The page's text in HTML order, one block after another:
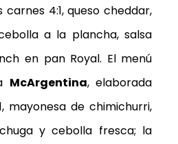
4:1, queso cheddar,
a la plancha, salsa
en pan Royal. El menú
McArgentina, elaborada
mayonesa de chimichurri,
y cebolla fresca; la